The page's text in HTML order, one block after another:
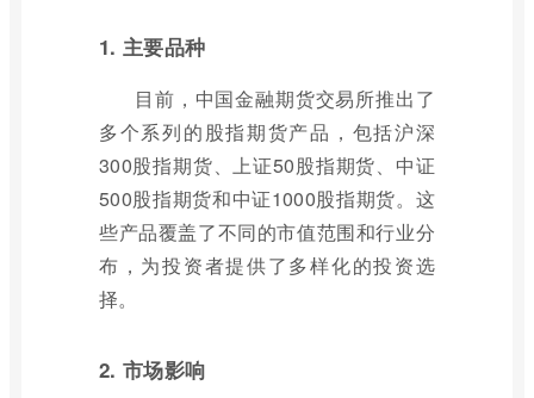
1. 主要品种
目前，中国金融期货交易所推出了
多个系列的股指期货产品，包括沪深
300股指期货、上证50股指期货、中证
500股指期货和中证1000股指期货。这
些产品覆盖了不同的市值范围和行业分
布，为投资者提供了多样化的投资选
择。
2. 市场影响